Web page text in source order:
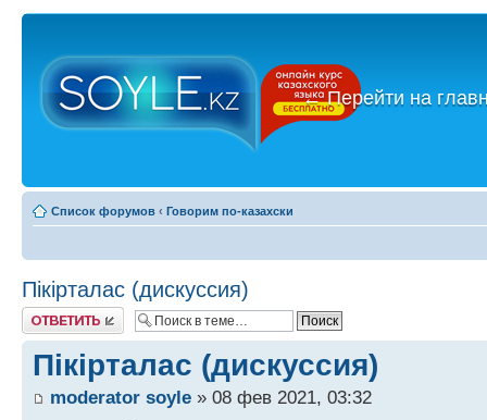
←Перейти на
Список форумов ‹ Говорим по-казахски
Пікірталас (дискуссия)
Ответить
Пікірталас (дискуссия)
moderator soyle » 08 фев 2021, 03:32